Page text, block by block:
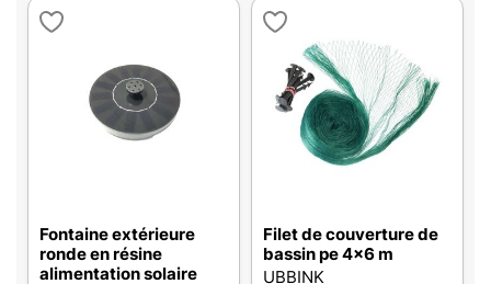
Fontaine extérieure
ronde en résine
alimentation solaire
Filet de couverture de
bassin pe 4x6 m
UBBINK